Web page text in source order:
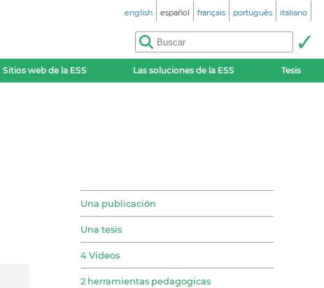
english español français português italiano
Sitios web de la ESS Las soluciones de la ESS Tesis
Una publicación
Una tesis
4 Videos
2 herramientas pedagogicas